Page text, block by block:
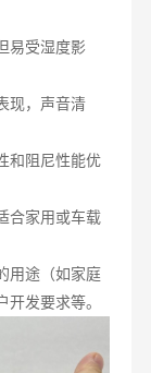
易受湿度影
现，声音清
和阻尼性能优
合家用或车载
用途（如家庭
发要求等。